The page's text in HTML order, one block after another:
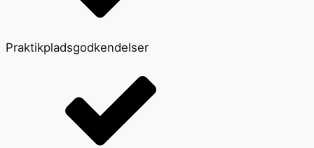
Praktikpladsgodkendelser